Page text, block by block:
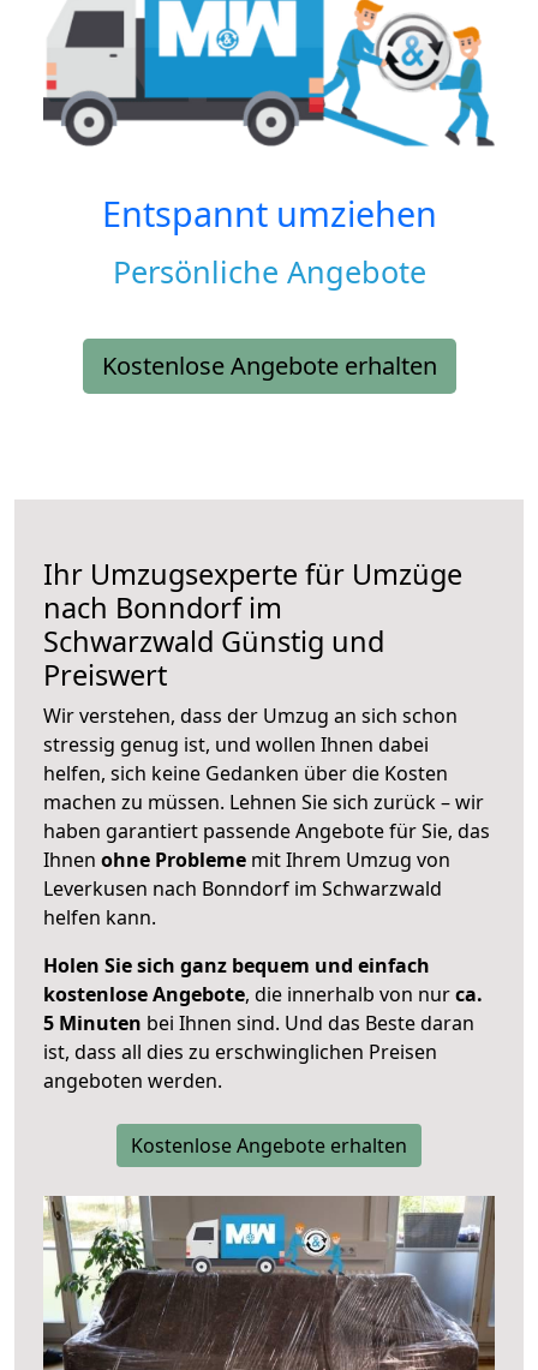
Entspannt umziehen
Persönliche Angebote
Kostenlose Angebote erhalten
Ihr Umzugsexperte für Umzüge
nach Bonndorf im
Schwarzwald Günstig und
Preiswert
Wir verstehen, dass der Umzug an sich schon
stressig genug ist, und wollen Ihnen dabei
helfen, sich keine Gedanken über die Kosten
machen zu müssen. Lehnen Sie sich zurück – wir
haben garantiert passende Angebote für Sie, das
Ihnen ohne Probleme mit Ihrem Umzug von
Leverkusen nach Bonndorf im Schwarzwald
helfen kann.
Holen Sie sich ganz bequem und einfach
kostenlose Angebote, die innerhalb von nurca.
5 Minuten bei Ihnen sind. Und das Beste daran
ist, dass all dies zu erschwinglichen Preisen
angeboten werden.
Kostenlose Angebote erhalten